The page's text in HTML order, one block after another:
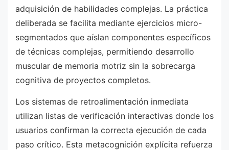
adquisición de habilidades complejas. La práctica
deliberada se facilita mediante ejercicios micro-
segmentados que aíslan componentes específicos
de técnicas complejas, permitiendo desarrollo
muscular de memoria motriz sin la sobrecarga
cognitiva de proyectos completos.
Los sistemas de retroalimentación inmediata
utilizan listas de verificación interactivas donde los
usuarios confirman la correcta ejecución de cada
paso crítico. Esta metacognición explícita refuerza